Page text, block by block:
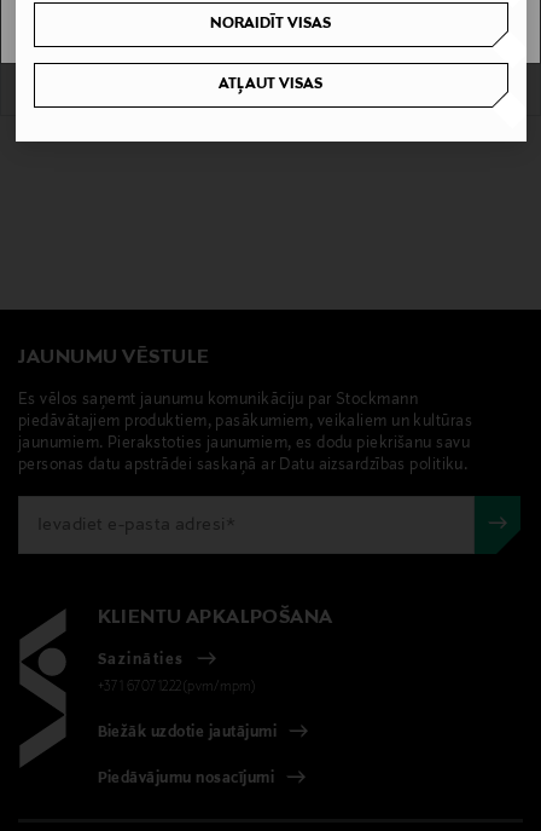
NORAIDĪT VISAS
ATĻAUT VISAS
Original Price
255,00 €
JAUNUMU VĒSTULE
Es vēlos saņemt jaunumu komunikāciju par Stockmann
piedāvātajiem produktiem, pasākumiem, veikaliem un kultūras
jaunumiem. Pierakstoties jaunumiem, es dodu piekrišanu savu
personas datu apstrādei saskaņā ar Datu aizsardzības politiku.
KLIENTU APKALPOŠANA
Sazināties
+371 67071222(pvm/mpm)
Biežāk uzdotie jautājumi
Piedāvājumu nosacījumi